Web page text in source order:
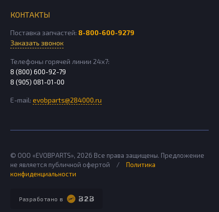
КОНТАКТЫ
Поставка запчастей: 8-800-600-9279
Заказать звонок
Телефоны горячей линии 24х7:
8 (800) 600-92-79
8 (905) 081-01-00
E-mail: evobparts@284000.ru
Разработано в
© ООО «EVOBPARTS», 2026 Все права защищены. Предложение
не является публичной офертой
/
Политика
конфиденциальности